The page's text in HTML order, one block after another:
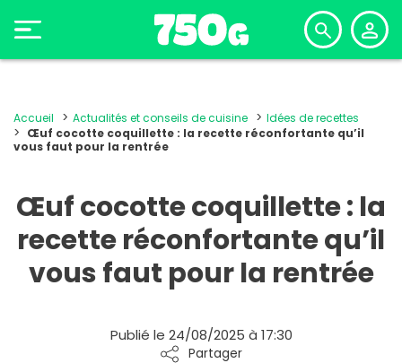
Accueil Actualités et conseils de cuisine
Idées de recettes
Œuf cocotte coquillette : la recette réconfortante qu’il
vous faut pour la rentrée
Œuf cocotte coquillette : la
recette réconfortante qu’il
vous faut pour la rentrée
Publié le 24/08/2025 à 17:30
Partager